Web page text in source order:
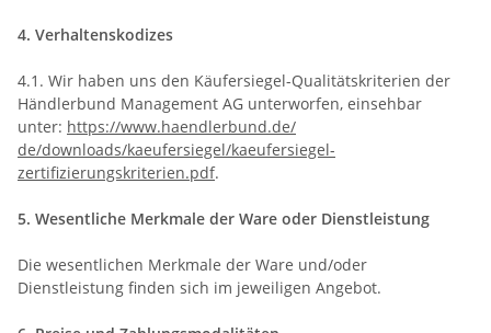
4. Verhaltenskodizes
4.1. Wir haben uns den Käufersiegel-Qualitätskriterien der
Händlerbund Management AG unterworfen, einsehbar
unter: https://www.haendlerbund.de/
de/downloads/kaeufersiegel/kaeufersiegel-
zertifizierungskriterien.pdf.
5. Wesentliche Merkmale der Ware oder Dienstleistung
Die wesentlichen Merkmale der Ware und/oder
Dienstleistung finden sich im jeweiligen Angebot.